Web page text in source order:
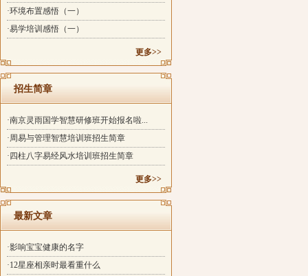
·环境布置感悟（一）
·易学培训感悟（一）
更多>>
招生简章
·南京灵雨国学智慧研修班开始报名啦...
·周易与管理智慧培训班招生简章
·四柱八字易经风水培训班招生简章
更多>>
最新文章
·影响宝宝健康的名字
·12星座相亲时最看重什么